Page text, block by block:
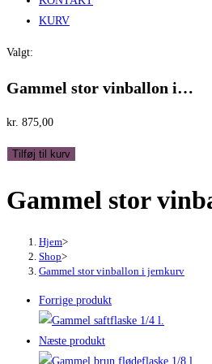
KURV
Valgt:
Gammel stor vinballon i…
kr. 875,00
Gammel
vinballon
Tilføj til kurv
Gammel stor
Hjem>
Shop>
Gammel stor vinballon i jernkurv
Forrige produkt
Næste produkt